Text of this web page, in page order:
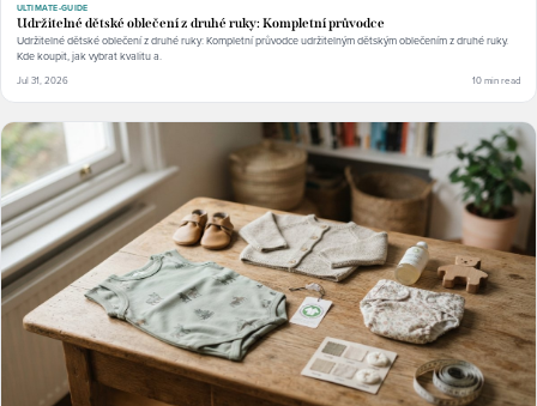
ULTIMATE-GUIDE
Udržitelné dětské oblečení z druhé ruky: Kompletní průvodce
Udržitelné dětské oblečení z druhé ruky: Kompletní průvodce udržitelným dětským oblečením z druhé ruky.
Kde koupit, jak vybrat kvalitu a.
Jul 31, 2026 10 min read